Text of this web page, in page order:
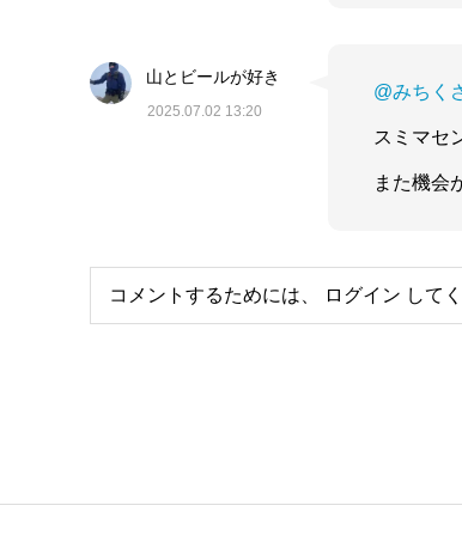
山とビールが好き
2025.07.02 13:20
@みちく
スミマセ
また機会
コメントするためには、 ログイン して